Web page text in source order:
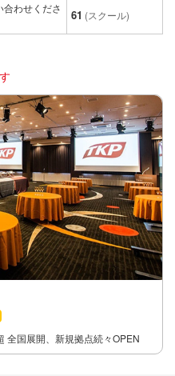
合わせくださ
61 (スクール)
全国展開、新規拠点続々OPEN